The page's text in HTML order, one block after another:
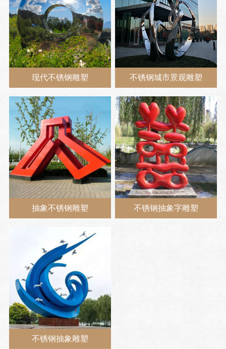
现代不锈钢雕塑 不锈钢城市景观雕塑
抽象不锈钢雕塑 不锈钢抽象字雕塑
不锈钢抽象雕塑